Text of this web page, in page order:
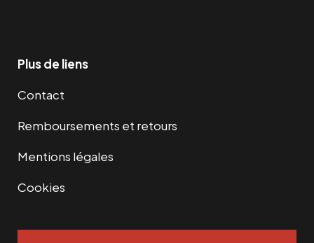
Plus de liens
Contact
Remboursements et retours
Mentions légales
Cookies